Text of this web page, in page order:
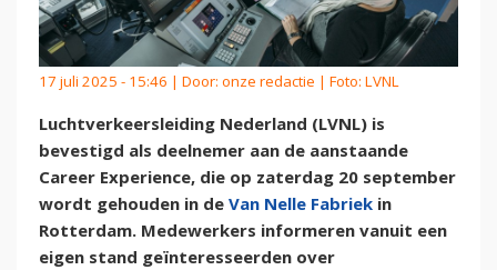
17 juli 2025 - 15:46 | Door: onze redactie | Foto: LVNL
Luchtverkeersleiding Nederland (LVNL) is
bevestigd als deelnemer aan de aanstaande
Career Experience, die op zaterdag 20 september
wordt gehouden in de Van Nelle Fabriek in
Rotterdam. Medewerkers informeren vanuit een
eigen stand geïnteresseerden over